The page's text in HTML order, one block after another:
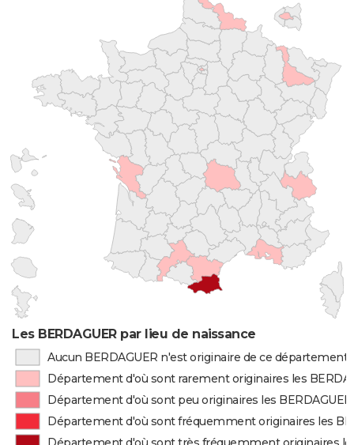
Les BERDAGUER par lieu de naissance
Aucun BERDAGUER n'est originaire de ce département
Département d'où sont rarement originaires les
Département d'où sont peu originaires les BERDAGUER
Département d'où sont fréquemment originaires les